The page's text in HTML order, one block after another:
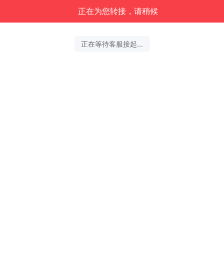
正在为您转接，请稍候
正在等待客服接起...